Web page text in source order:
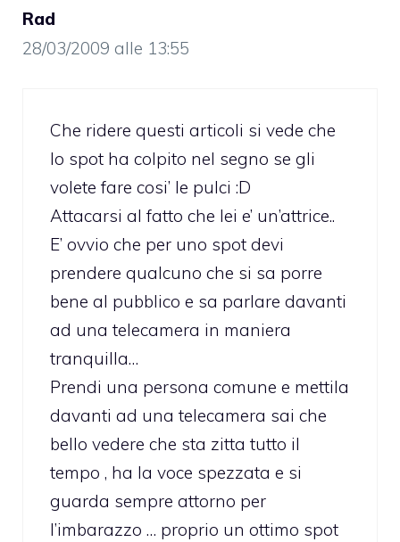
Rad
28/03/2009 alle 13:55
Che ridere questi articoli si vede che
lo spot ha colpito nel segno se gli
volete fare cosi’ le pulci :D
Attacarsi al fatto che lei e’ un’attrice..
E’ ovvio che per uno spot devi
prendere qualcuno che si sa porre
bene al pubblico e sa parlare davanti
ad una telecamera in maniera
tranquilla…
Prendi una persona comune e mettila
davanti ad una telecamera sai che
bello vedere che sta zitta tutto il
tempo , ha la voce spezzata e si
guarda sempre attorno per
l’imbarazzo … proprio un ottimo spot